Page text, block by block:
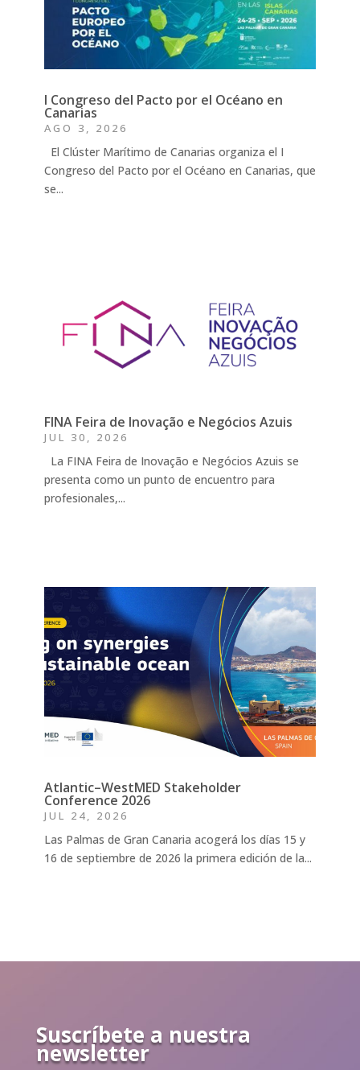
I Congreso del Pacto por el Océano en
Canarias
AGO 3, 2026
El Clúster Marítimo de Canarias organiza el I
Congreso del Pacto por el Océano en Canarias, que
se...
FINA Feira de Inovação e Negócios Azuis
JUL 30, 2026
La FINA Feira de Inovação e Negócios Azuis se
presenta como un punto de encuentro para
profesionales,...
Atlantic–WestMED Stakeholder
Conference 2026
JUL 24, 2026
Las Palmas de Gran Canaria acogerá los días 15 y
16 de septiembre de 2026 la primera edición de la...
Suscríbete a nuestra
newsletter